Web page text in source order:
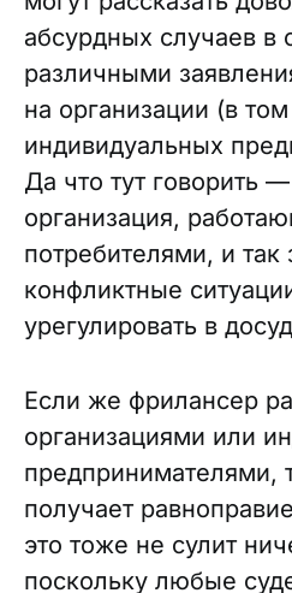
абсурдных случаев в
различными
на организации (в
индивидуальных
Да что тут говорить
организация,
потребителями, и так
конфликтные
урегулировать в
Если же фрилансер
организациями или
предпринимателями,
получает
это тоже не сулит
поскольку любые